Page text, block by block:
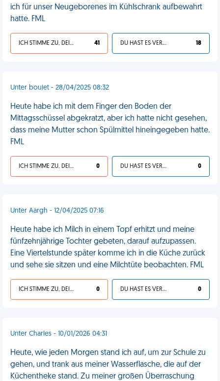
ich für unser Neugeborenes im Kühlschrank aufbewahrt
hatte. FML
ICH STIMME ZU, DEIN LEBEN IST SCHEISSE 41 DU HAST ES VERDIENT 18
Unter boulet - 28/04/2025 08:32
Heute habe ich mit dem Finger den Boden der
Mittagsschüssel abgekratzt, aber ich hatte nicht gesehen,
dass meine Mutter schon Spülmittel hineingegeben hatte.
FML
ICH STIMME ZU, DEIN LEBEN IST SCHEISSE 0 DU HAST ES VERDIENT 0
Unter Aargh - 12/04/2025 07:16
Heute habe ich Milch in einem Topf erhitzt und meine
fünfzehnjährige Tochter gebeten, darauf aufzupassen.
Eine Viertelstunde später komme ich in die Küche zurück
und sehe sie sitzen und eine Milchtüte beobachten. FML
ICH STIMME ZU, DEIN LEBEN IST SCHEISSE 0 DU HAST ES VERDIENT 0
Unter Charles - 10/01/2026 04:31
Heute, wie jeden Morgen stand ich auf, um zur Schule zu
gehen, und trank aus meiner Wasserflasche, die auf der
Küchentheke stand. Zu meiner großen Überraschung